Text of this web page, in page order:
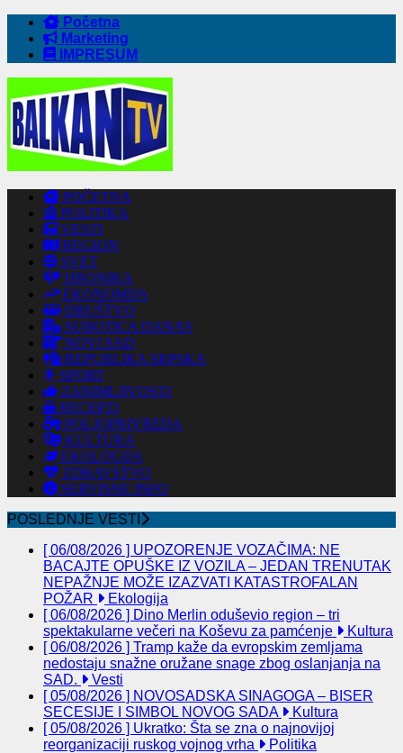
Početna
Marketing
IMPRESUM
POČETNA
POLITIKA
VESTI
REGION
SVET
HRONIKA
EKONOMIJA
DRUŠTVO
SUBOTICA DANAS
NOVI SAD
REPUBLIKA SRPSKA
SPORT
ZANIMLJIVOSTI
RECEPTI
POLJOPRIVREDA
KULTURA
EKOLOGIJA
ZDRAVSTVO
SERVISNE INFO
POSLEDNJE VESTI
[ 06/08/2026 ] UPOZORENJE VOZAČIMA: NE
BACAJTE OPUŠKE IZ VOZILA – JEDAN TRENUTAK
NEPAŽNJE MOŽE IZAZVATI KATASTROFALAN
POŽAR
Ekologija
[ 06/08/2026 ] Dino Merlin oduševio region – tri
spektakularne večeri na Koševu za pamćenje
Kultura
[ 06/08/2026 ] Tramp kaže da evropskim zemljama
nedostaju snažne oružane snage zbog oslanjanja na
SAD.
Vesti
[ 05/08/2026 ] NOVOSADSKA SINAGOGA – BISER
SECESIJE I SIMBOL NOVOG SADA
Kultura
[ 05/08/2026 ] Ukratko: Šta se zna o najnovijoj
reorganizaciji ruskog vojnog vrha
Politika